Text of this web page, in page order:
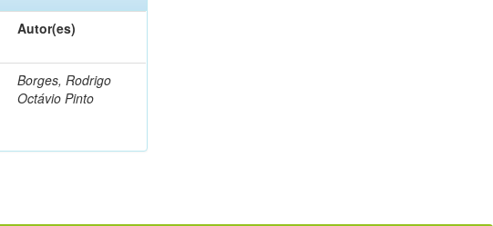
Autor(es)
Borges, Rodrigo
Octávio Pinto